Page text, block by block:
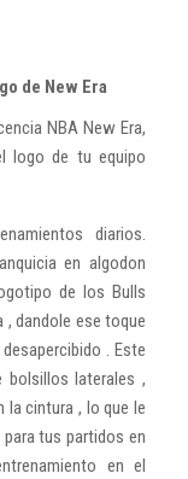
de New Era
NBA New Era,
logo de tu equipo
diarios.
en algodon
de los Bulls
, dandole ese toque
. Este
bolsillos laterales ,
cintura , lo que le
tus partidos en
en el